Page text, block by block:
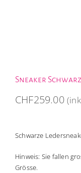
Sneaker
CHF259.00
Schwarze
Hinweis: Sie fallen
Grösse.